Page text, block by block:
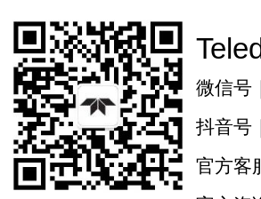
微信号
抖音号
官方客